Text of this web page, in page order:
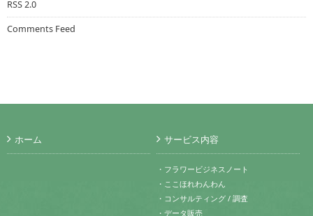
RSS 2.0
Comments Feed
ホーム サービス内容
・フラワービジネスノート
・ここほれわんわん
・コンサルティング / 調査
・データ販売